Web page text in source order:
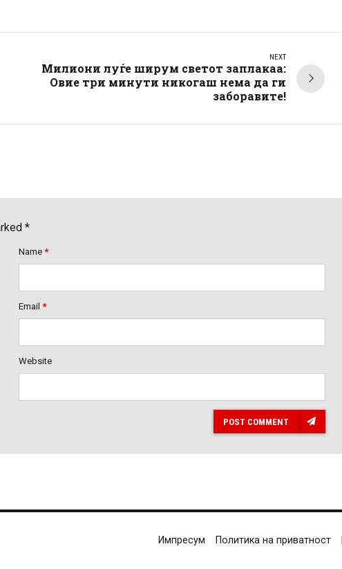
NEXT
Милиони луѓе ширум светот заплакаа:
Овие три минути никогаш нема да ги
заборавите!
*
Name *
Email *
Website
POST COMMENT
Импресум Политика на приватност